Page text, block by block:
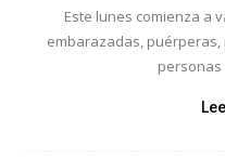
Este lunes comienza a
embarazadas, puérperas,
personas